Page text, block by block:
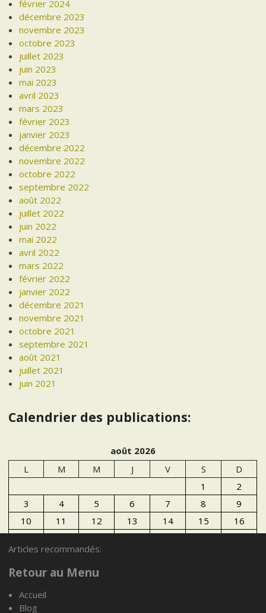
février 2024
décembre 2023
novembre 2023
octobre 2023
juillet 2023
juin 2023
mai 2023
avril 2023
mars 2023
février 2023
janvier 2023
décembre 2022
novembre 2022
octobre 2022
septembre 2022
août 2022
juillet 2022
juin 2022
mai 2022
avril 2022
mars 2022
février 2022
janvier 2022
décembre 2021
novembre 2021
octobre 2021
septembre 2021
août 2021
juillet 2021
juin 2021
Calendrier des publications:
août 2026
L
M M J V S
D
1
2
3
4 5 6 7 8
9
10
11 12 13 14 15
16
24
25 26
31
Articles recommandés:
Retour au Menu
Accueil
Blog